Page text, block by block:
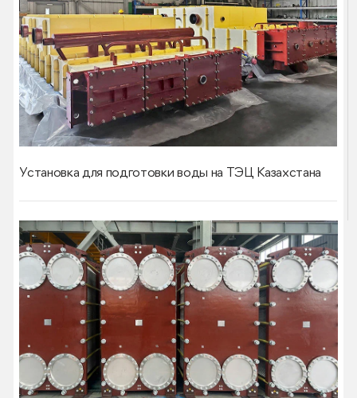
Установка для подготовки воды на ТЭЦ Казахстана